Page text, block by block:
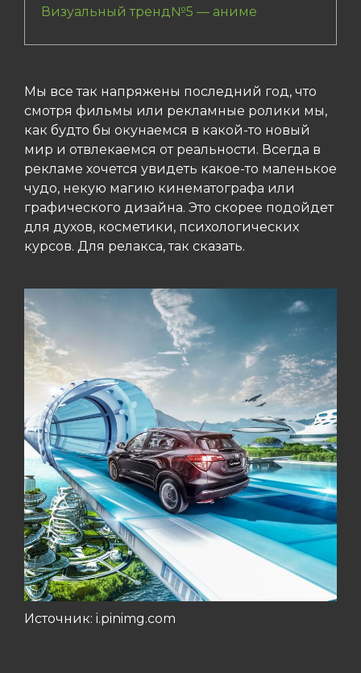
Визуальный тренд№5 — аниме
Мы все так напряжены последний год, что
смотря фильмы или рекламные ролики мы,
как будто бы окунаемся в какой-то новый
мир и отвлекаемся от реальности. Всегда в
рекламе хочется увидеть какое-то маленькое
чудо, некую магию кинематографа или
графического дизайна. Это скорее подойдет
для духов, косметики, психологических
курсов. Для релакса, так сказать.
Источник: i.pinimg.com